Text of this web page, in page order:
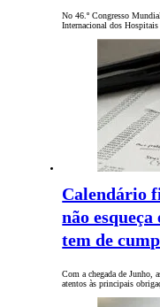
No 46.º Congresso
Internacional dos
Calendário
não
tem de
Com a chegada de Junho,
atentos às principais